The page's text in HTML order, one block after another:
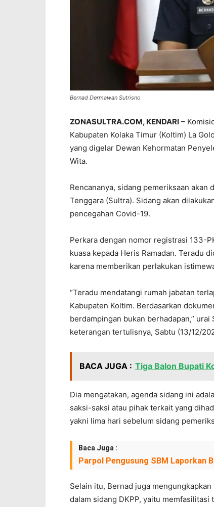
Bernad Dermawan Sutrisno
ZONASULTRA.COM, KENDARI –
Kabupaten Kolaka Timur (Koltim) La
yang digelar Dewan Kehormatan
Wita.
Rencananya, sidang pemeriksaan akan
Tenggara (Sultra). Sidang akan
pencegahan Covid-19.
Perkara dengan nomor registrasi 133-
kuasa kepada Heris Ramadan. Teradu
karena memberikan perlakukan
“Teradu mendatangi rumah jabatan
Kabupaten Koltim. Berdasarkan
berdampingan bukan berhadapan,”
keterangan tertulisnya, Sabtu (13/12/
BACA JUGA : Tiga Balon Bupati
Dia mengatakan, agenda sidang ini
saksi-saksi atau pihak terkait yang
yakni lima hari sebelum sidang
Baca Juga :
Parpol Pengusung SBM Laporkan
Selain itu, Bernad juga
dalam sidang DKPP, yaitu